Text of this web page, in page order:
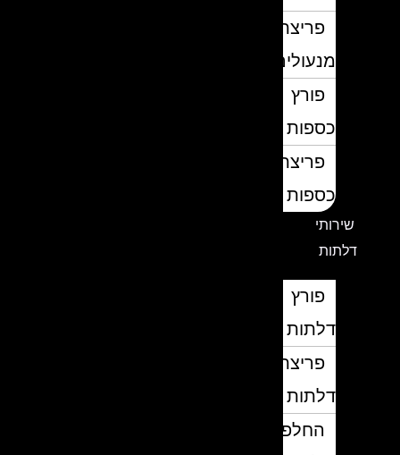
פריצת
מנעולים
פורץ
כספות
פריצת
כספות
שירותי
דלתות
פורץ
דלתות
פריצת
דלתות
החלפת